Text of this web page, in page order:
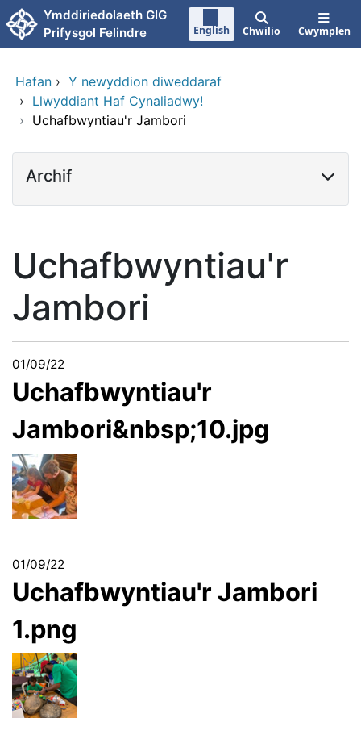
Neidio i'r prif gynnwy
Ymddiriedolaeth GIG
Prifysgol Felindre
English Chwilio Cwymplen
Hafan › Y newyddion diweddaraf
› Llwyddiant Haf Cynaliadwy!
› Uchafbwyntiau'r Jambori
Archif
Uchafbwyntiau'r
Jambori
01/09/22
Uchafbwyntiau'r
Jambori&nbsp;10.jpg
01/09/22
Uchafbwyntiau'r Jambori
1.png